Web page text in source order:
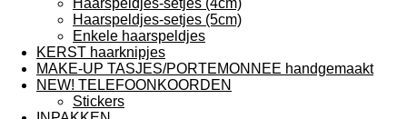
Haarspeldjes-setjes (4cm)
Haarspeldjes-setjes (5cm)
Enkele haarspeldjes
KERST haarknipjes
MAKE-UP TASJES/PORTEMONNEE handgemaakt
NEW! TELEFOONKOORDEN
Stickers